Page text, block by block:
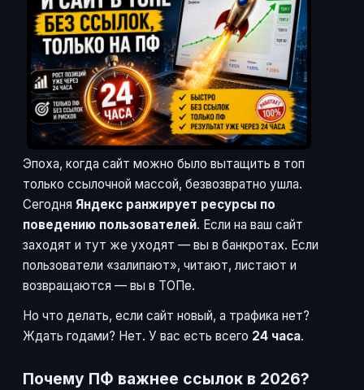
Эпоха, когда сайт можно было вытащить в топ
только ссылочной массой, безвозвратно ушла.
Сегодня Яндекс ранжирует ресурсы по
поведению пользователей. Если на ваш сайт
заходят и тут же уходят — вы в банкротах. Если
пользователи «залипают», читают, листают и
возвращаются — вы в ТОПе.
Но что делать, если сайт новый, а трафика нет?
Ждать годами? Нет. У вас есть всего 24 часа.
Почему ПФ важнее ссылок в 2026?